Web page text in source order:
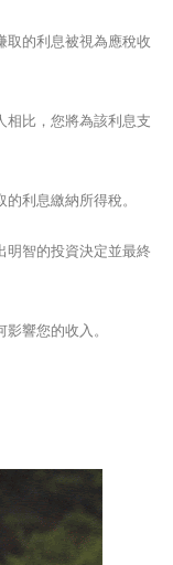
取的利息被視為應稅收
相比，您將為該利息支
利息繳納所得稅。
明智的投資決定並最終
響您的收入。